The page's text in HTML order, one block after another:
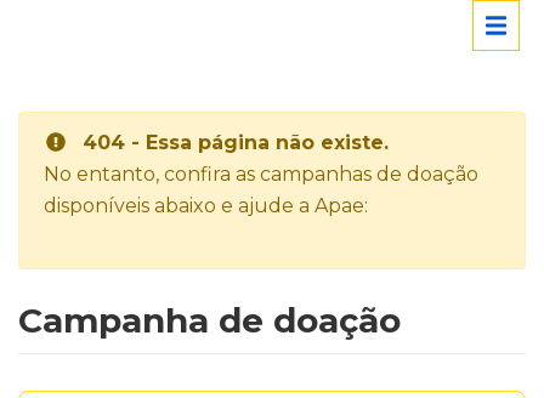
404 - Essa página não existe.
No entanto, confira as campanhas de doação
disponíveis abaixo e ajude a Apae:
Campanha de doação